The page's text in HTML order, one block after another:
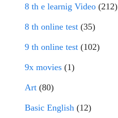
8 th e learnig Video (212)
8 th online test (35)
9 th online test (102)
9x movies (1)
Art (80)
Basic English (12)